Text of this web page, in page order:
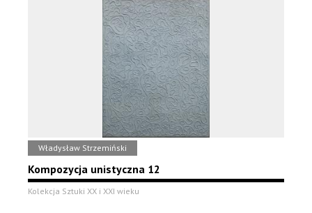
Władysław Strzemiński
Kompozycja unistyczna 12
Kolekcja Sztuki XX i XXI wieku